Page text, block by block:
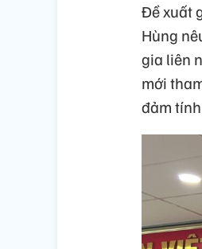
Đề xuất
Hùng
gia liên
mới
đảm